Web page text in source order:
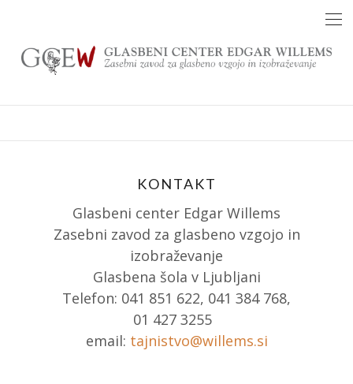
content
KONTAKT
Glasbeni center Edgar Willems
Zasebni zavod za glasbeno vzgojo in
izobraževanje
Glasbena šola v Ljubljani
Telefon: 041 851 622, 041 384 768,
01 427 3255
email: tajnistvo@willems.si